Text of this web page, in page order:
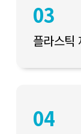
03
플라스틱
04